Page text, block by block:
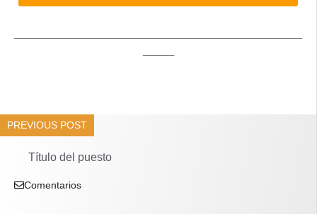
PREVIOUS POST
Título del puesto
Comentarios